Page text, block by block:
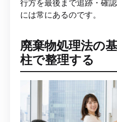
行方を最後まで追跡・確
には常にあるのです。
廃棄物処理法の
柱で整理する